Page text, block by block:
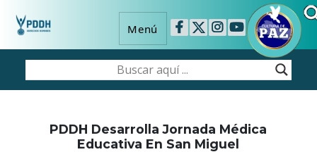
Menú
PDDH Desarrolla Jornada Médica
Educativa En San Miguel